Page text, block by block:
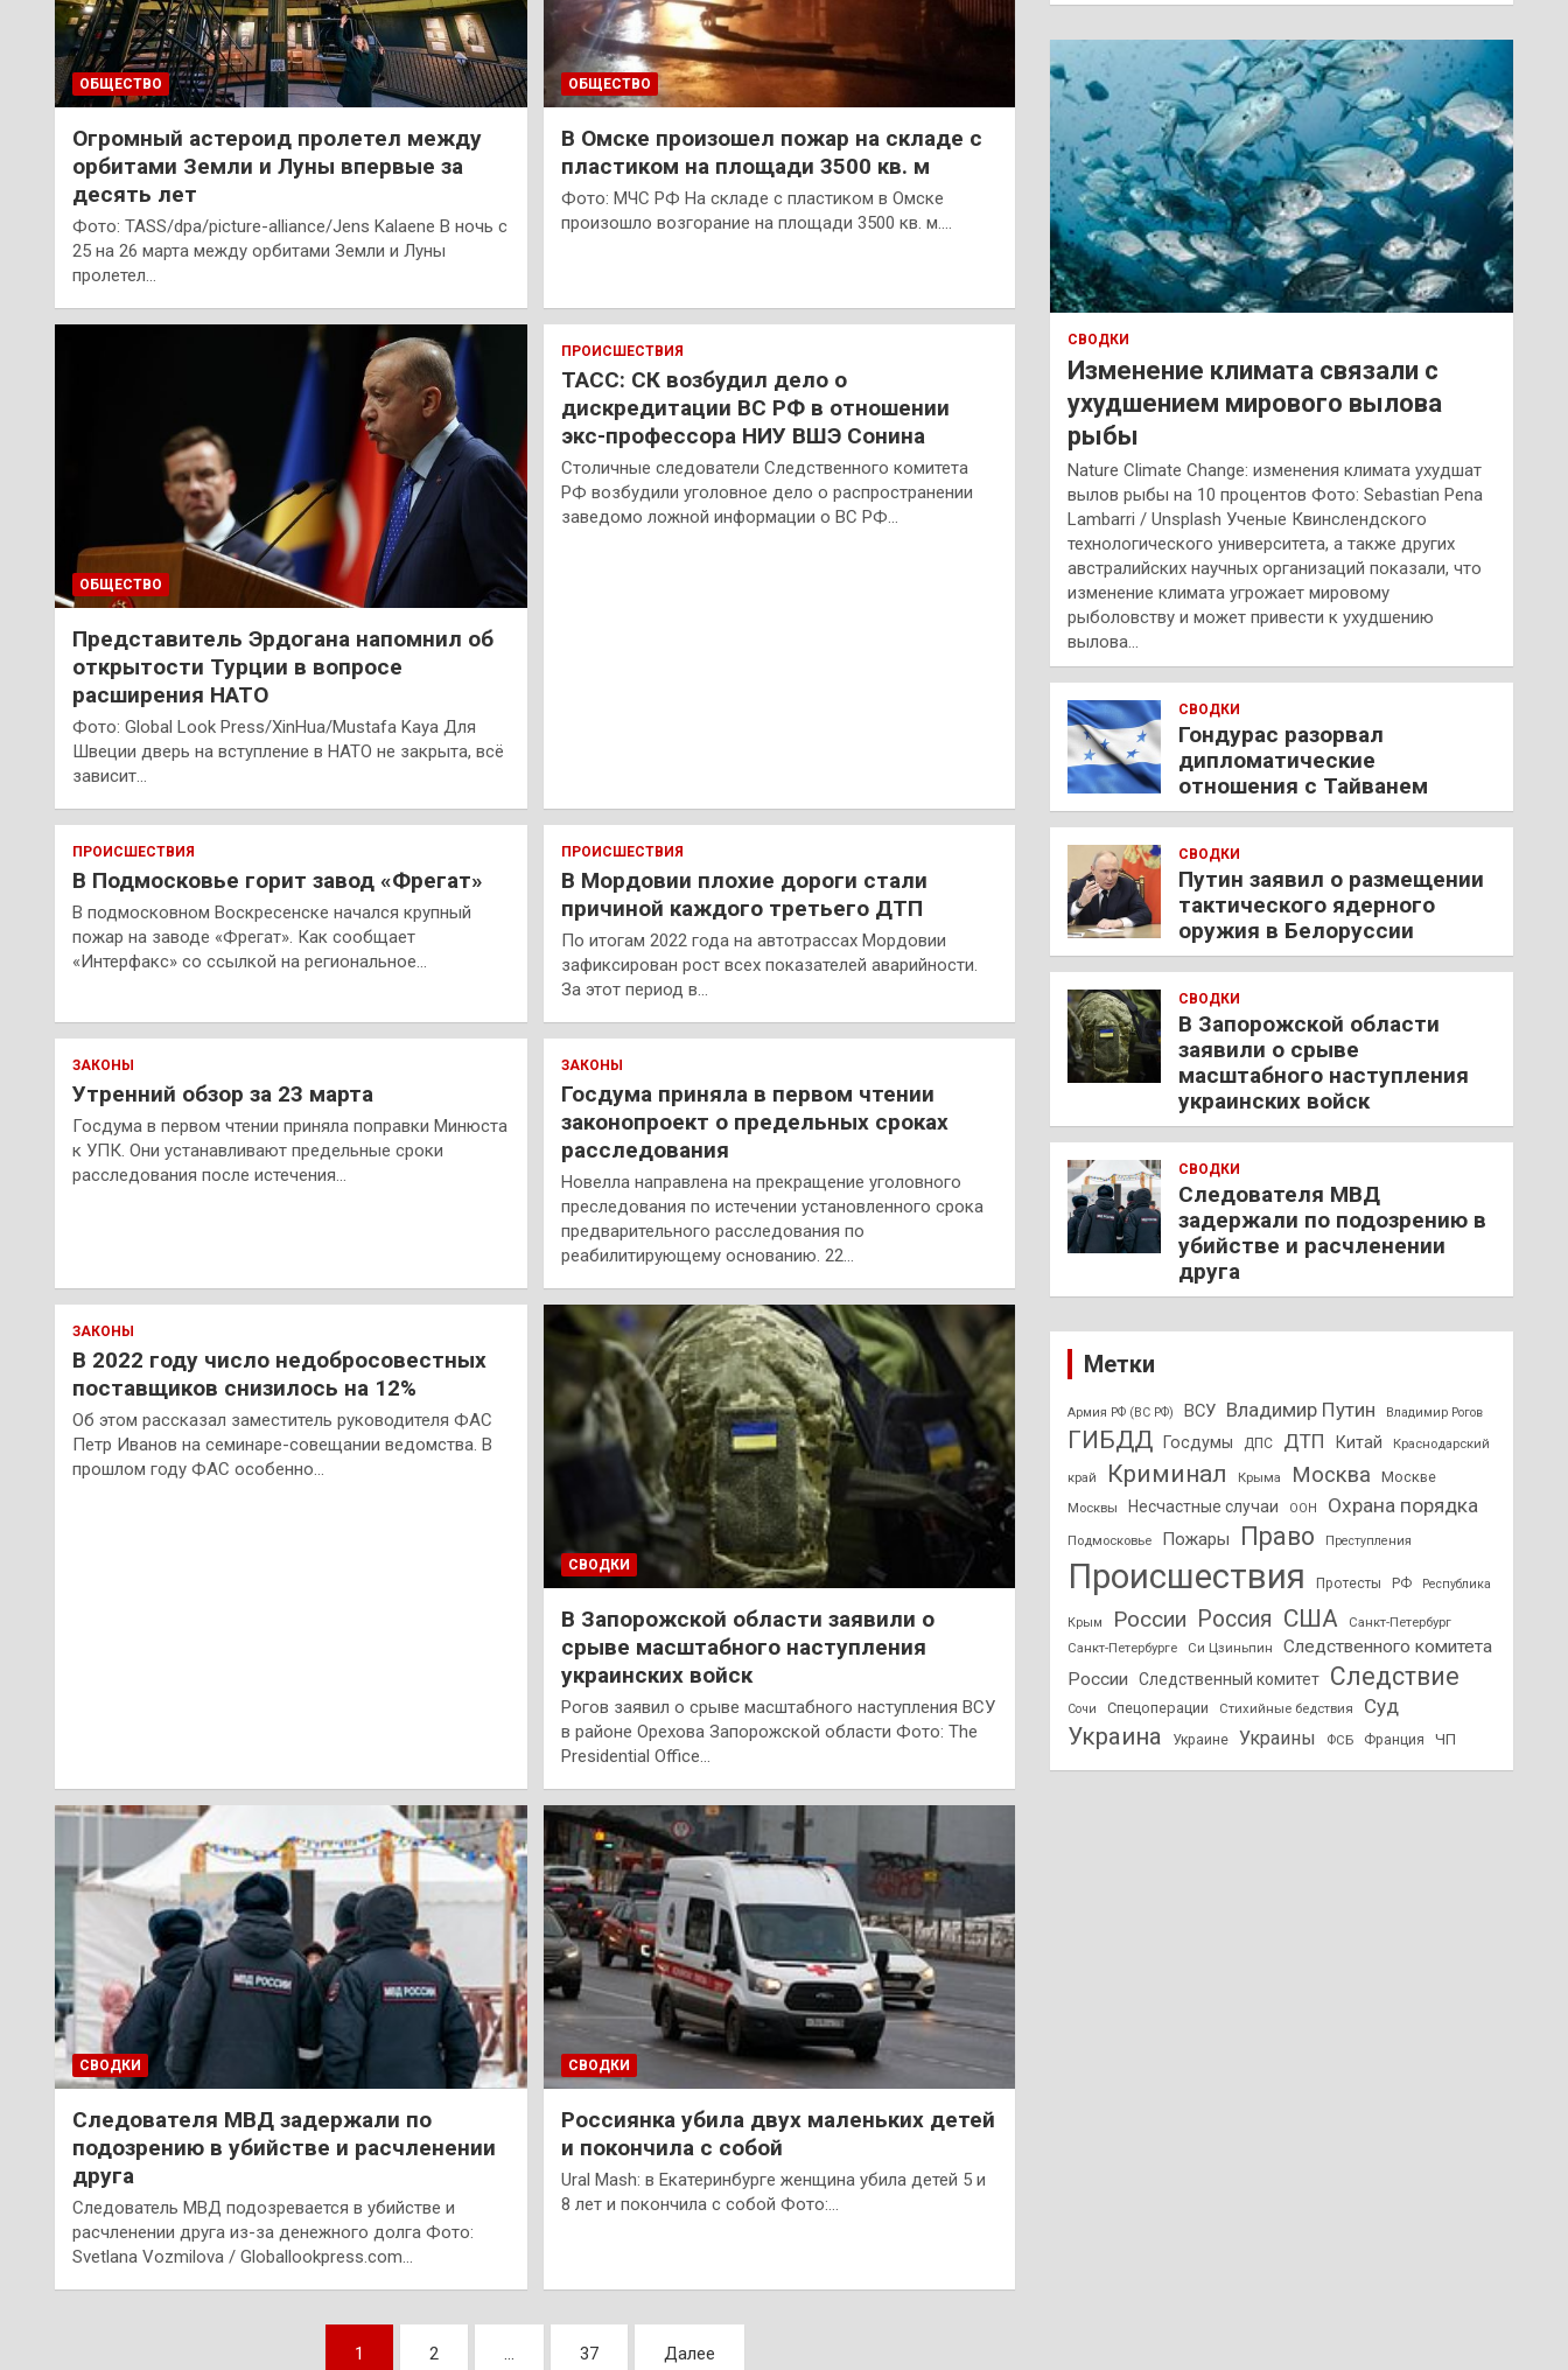
ОБЩЕСТВО
Огромный астероид пролетел между
орбитами Земли и Луны впервые за
десять лет
Фото: TASS/dpa/picture-alliance/Jens Kalaene В ночь с
25 на 26 марта между орбитами Земли и Луны
пролетел…
ОБЩЕСТВО
В Омске произошел пожар на складе с
пластиком на площади 3500 кв. м
Фото: МЧС РФ На складе с пластиком в Омске
произошло возгорание на площади 3500 кв. м.…
ОБЩЕСТВО
Представитель Эрдогана напомнил об
открытости Турции в вопросе
расширения НАТО
Фото: Global Look Press/XinHua/Mustafa Kaya Для
Швеции дверь на вступление в НАТО не закрыта, всё
зависит…
ПРОИСШЕСТВИЯ
ТАСС: СК возбудил дело о
дискредитации ВС РФ в отношении
экс-профессора НИУ ВШЭ Сонина
Столичные следователи Следственного комитета
РФ возбудили уголовное дело о распространении
заведомо ложной информации о ВС РФ…
ПРОИСШЕСТВИЯ
В Подмосковье горит завод «Фрегат»
В подмосковном Воскресенске начался крупный
пожар на заводе «Фрегат». Как сообщает
«Интерфакс» со ссылкой на региональное…
ПРОИСШЕСТВИЯ
В Мордовии плохие дороги стали
причиной каждого третьего ДТП
По итогам 2022 года на автотрассах Мордовии
зафиксирован рост всех показателей аварийности.
За этот период в…
ЗАКОНЫ
Утренний обзор за 23 марта
Госдума в первом чтении приняла поправки Минюста
к УПК. Они устанавливают предельные сроки
расследования после истечения…
ЗАКОНЫ
Госдума приняла в первом чтении
законопроект о предельных сроках
расследования
Новелла направлена на прекращение уголовного
преследования по истечении установленного срока
предварительного расследования по
реабилитирующему основанию. 22…
ЗАКОНЫ
В 2022 году число недобросовестных
поставщиков снизилось на 12%
Об этом рассказал заместитель руководителя ФАС
Петр Иванов на семинаре-совещании ведомства. В
прошлом году ФАС особенно…
СВОДКИ
В Запорожской области заявили о
срыве масштабного наступления
украинских войск
Рогов заявил о срыве масштабного наступления ВСУ
в районе Орехова Запорожской области Фото: The
Presidential Office…
СВОДКИ
Следователя МВД задержали по
подозрению в убийстве и расчленении
друга
Следователь МВД подозревается в убийстве и
расчленении друга из-за денежного долга Фото:
Svetlana Vozmilova / Globallookpress.com…
СВОДКИ
Россиянка убила двух маленьких детей
и покончила с собой
Ural Mash: в Екатеринбурге женщина убила детей 5 и
8 лет и покончила с собой Фото:…
1 2 … 37 Далее
СВОДКИ
Изменение климата связали с
ухудшением мирового вылова
рыбы
Nature Climate Change: изменения климата ухудшат
вылов рыбы на 10 процентов Фото: Sebastian Pena
Lambarri / Unsplash Ученые Квинслендского
технологического университета, а также других
австралийских научных организаций показали, что
изменение климата угрожает мировому
рыболовству и может привести к ухудшению
вылова…
СВОДКИ
Гондурас разорвал
дипломатические
отношения с Тайванем
СВОДКИ
Путин заявил о размещении
тактического ядерного
оружия в Белоруссии
СВОДКИ
В Запорожской области
заявили о срыве
масштабного наступления
украинских войск
СВОДКИ
Следователя МВД
задержали по подозрению в
убийстве и расчленении
друга
Метки
Армия РФ (ВС РФ) ВСУ Владимир Путин Владимир Рогов
ГИБДД Госдумы ДПС ДТП Китай Краснодарский
край Криминал Крыма Москва Москве
Москвы Несчастные случаи ООН Охрана порядка
Подмосковье Пожары Право Преступления
Происшествия Протесты РФ Республика
Крым России Россия США
Санкт-Петербург
Санкт-Петербурге
Си Цзиньпин
Следственного комитета
России
Следственный комитет Следствие
Сочи Спецоперации Стихийные бедствия Суд
Украина Украине Украины ФСБ Франция ЧП